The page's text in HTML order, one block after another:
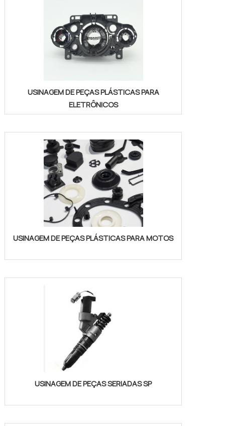
USINAGEM DE PEÇAS PLÁSTICAS PARA
ELETRÔNICOS
USINAGEM DE PEÇAS PLÁSTICAS PARA MOTOS
USINAGEM DE PEÇAS SERIADAS SP